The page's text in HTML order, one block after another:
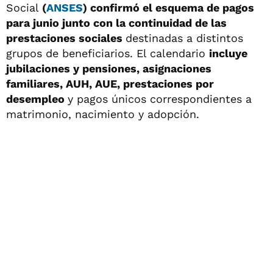
Social (ANSES) confirmó el esquema de pagos
para junio junto con la continuidad de las
prestaciones sociales destinadas a distintos
grupos de beneficiarios. El calendario incluye
jubilaciones y pensiones, asignaciones
familiares, AUH, AUE, prestaciones por
desempleo y pagos únicos correspondientes a
matrimonio, nacimiento y adopción.